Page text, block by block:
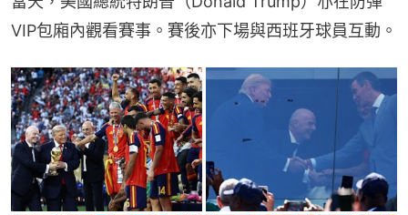
VIP包廂內觀看賽事。賽後亦下場與西班牙球員互動。